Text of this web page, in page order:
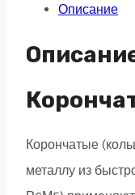
сверло
60x55,
19
quantity
Описание
Корончатые
металлу из